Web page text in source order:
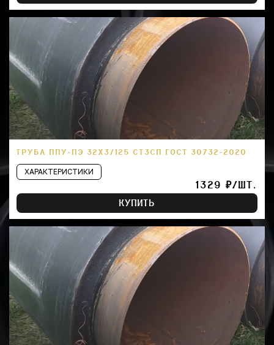
ТРУБА ППУ-ПЭ 32Х3/125 СТ3СП ГОСТ 30732-2020
ХАРАКТЕРИСТИКИ
1329 ₽/ШТ.
КУПИТЬ